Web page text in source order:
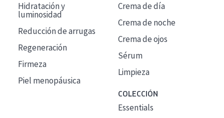
Hidratación y
luminosidad
Reducción de arrugas
Regeneración
Firmeza
Piel menopáusica
Crema de día
Crema de noche
Crema de ojos
Sérum
Limpieza
COLECCIÓN
Essentials